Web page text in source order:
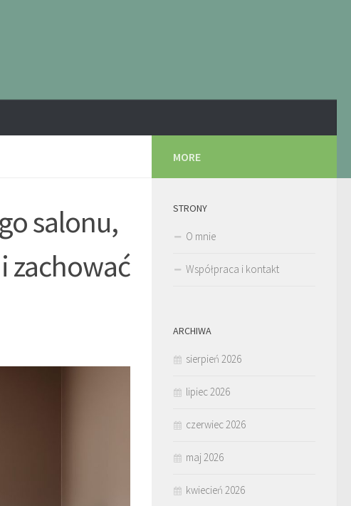
salonu,
zachować
MORE
STRONY
O mnie
Współpraca i kontakt
ARCHIWA
sierpień 2026
lipiec 2026
czerwiec 2026
maj 2026
kwiecień 2026